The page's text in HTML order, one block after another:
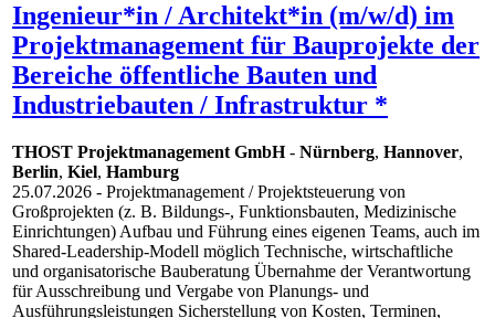
Ingenieur*in / Architekt*in (m/w/d) im
Projektmanagement für Bauprojekte der
Bereiche öffentliche Bauten und
Industriebauten / Infrastruktur *
THOST Projektmanagement GmbH- Nürnberg, Hannover,
Berlin, Kiel, Hamburg
25.07.2026 - Projektmanagement / Projektsteuerung von
Großprojekten (z. B. Bildungs-, Funktionsbauten, Medizinische
Einrichtungen) Aufbau und Führung eines eigenen Teams, auch im
Shared-Leadership-Modell möglich Technische, wirtschaftliche
und organisatorische Bauberatung Übernahme der Verantwortung
für Ausschreibung und Vergabe von Planungs- und
Ausführungsleistungen Sicherstellung von Kosten, Terminen,